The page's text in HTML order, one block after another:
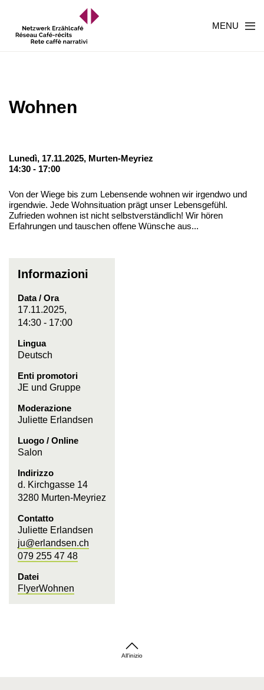
MENU
Wohnen
Lunedì, 17.11.2025, Murten-Meyriez
14:30 - 17:00
Von der Wiege bis zum Lebensende wohnen wir irgendwo und
irgendwie. Jede Wohnsituation prägt unser Lebensgefühl.
Zufrieden wohnen ist nicht selbstverständlich! Wir hören
Erfahrungen und tauschen offene Wünsche aus...
Informazioni
Data / Ora
17.11.2025,
14:30 - 17:00
Lingua
Deutsch
Enti promotori
JE und Gruppe
Moderazione
Juliette Erlandsen
Luogo / Online
Salon
Indirizzo
d. Kirchgasse 14
3280 Murten-Meyriez
Contatto
Juliette Erlandsen
ju@erlandsen.ch
079 255 47 48
Datei
FlyerWohnen
All'inizio